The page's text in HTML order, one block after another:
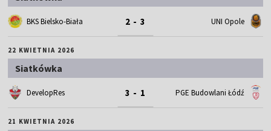
BKS Bielsko-Biała 2 - 3 UNI Opole
22 KWIETNIA 2026
Siatkówka
DevelopRes 3 - 1 PGE Budowlani Łódź
21 KWIETNIA 2026